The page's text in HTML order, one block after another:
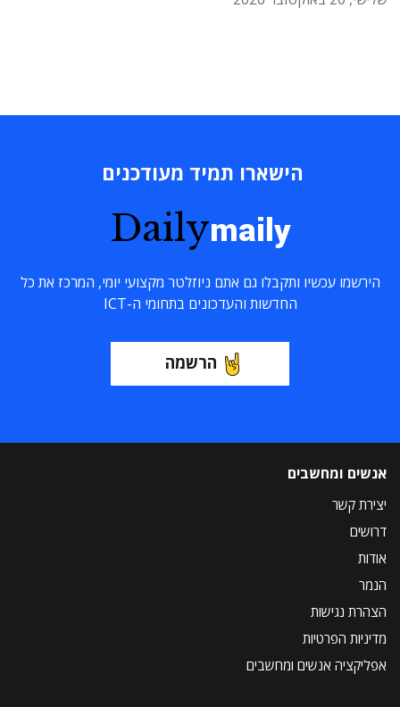
הישארו תמיד מעודכנים
Dailymaily
הירשמו עכשיו ותקבלו גם אתם ניוזלטר מקצועי יומי, המרכז את כל
החדשות והעדכונים בתחומי ה-ICT
הרשמה
אנשים ומחשבים
יצירת קשר
דרושים
אודות
הנמר
הצהרת נגישות
מדיניות הפרטיות
אפליקציה אנשים ומחשבים